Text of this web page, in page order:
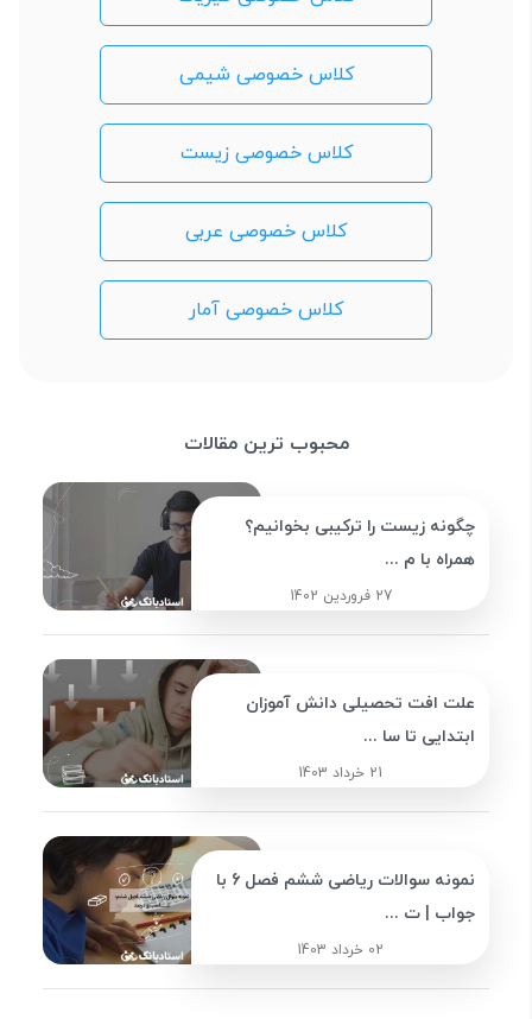
کلاس خصوصی شیمی
کلاس خصوصی زیست
کلاس خصوصی عربی
کلاس خصوصی آمار
محبوب ترین مقالات
چگونه زیست را ترکیبی بخوانیم؟
همراه با م ...
27 فروردین 1402
علت افت تحصیلی دانش آموزان
ابتدایی تا سا ...
21 خرداد 1403
نمونه سوالات ریاضی ششم فصل 6 با
جواب | ت ...
02 خرداد 1403